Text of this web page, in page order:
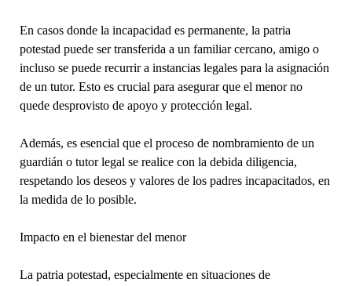
En casos donde la incapacidad es permanente, la patria
potestad puede ser transferida a un familiar cercano, amigo o
incluso se puede recurrir a instancias legales para la asignación
de un tutor. Esto es crucial para asegurar que el menor no
quede desprovisto de apoyo y protección legal.
Además, es esencial que el proceso de nombramiento de un
guardián o tutor legal se realice con la debida diligencia,
respetando los deseos y valores de los padres incapacitados, en
la medida de lo posible.
Impacto en el bienestar del menor
La patria potestad, especialmente en situaciones de